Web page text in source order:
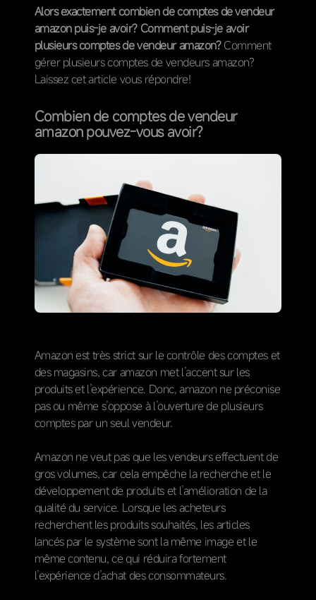
Alors exactement combien de comptes de vendeur
amazon puis-je avoir? Comment puis-je avoir
plusieurs comptes de vendeur amazon?Comment
gérer plusieurs comptes de vendeurs amazon?
Laissez cet article vous répondre!
Combien de comptes de vendeur
amazon pouvez-vous avoir?
Amazon est très strict sur le contrôle des comptes et
des magasins, car amazon met l’accent sur les
produits et l’expérience. Donc, amazon ne préconise
pas ou même s’oppose à l’ouverture de plusieurs
comptes par un seul vendeur.
Amazon ne veut pas que les vendeurs effectuent de
gros volumes, car cela empêche la recherche et le
développement de produits et l’amélioration de la
qualité du service. Lorsque les acheteurs
recherchent les produits souhaités, les articles
lancés par le système sont la même image et le
même contenu, ce qui réduira fortement
l’expérience d’achat des consommateurs.